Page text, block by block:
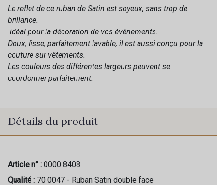
Le reflet de ce ruban de Satin est soyeux, sans trop de
brillance.
idéal pour la décoration de vos événements.
Doux, lisse, parfaitement lavable, il est aussi conçu pour la
couture sur vêtements.
Les couleurs des différentes largeurs peuvent se
coordonner parfaitement.
Détails du produit
Article n° : 0000 8408
Qualité : 70 0047 - Ruban Satin double face